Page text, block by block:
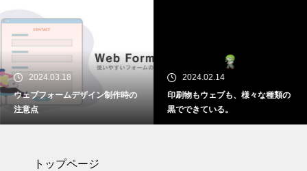
2024.03.18
ウェブフォームデザイン制作時の
注意点
2024.02.14
印刷物もウェブも、様々な種類の
黒でできている。
トップページ